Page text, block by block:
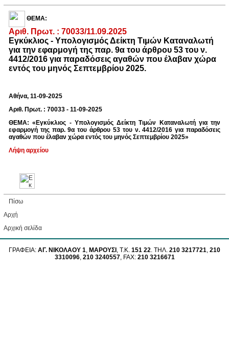
ΘΕΜΑ:
Αριθ. Πρωτ. : 70033/11.09.2025
Εγκύκλιος - Υπολογισμός Δείκτη Τιμών Καταναλωτή
για την εφαρμογή της παρ. 9α του άρθρου 53 του ν.
4412/2016 για παραδόσεις αγαθών που έλαβαν χώρα
εντός του μηνός Σεπτεμβρίου 2025.
Αθήνα, 11-09-2025
Αριθ. Πρωτ. : 70033 - 11-09-2025
ΘΕΜΑ: «Εγκύκλιος - Υπολογισμός Δείκτη Τιμών Καταναλωτή για την
εφαρμογή της παρ. 9α του άρθρου 53 του ν. 4412/2016 για παραδόσεις
αγαθών που έλαβαν χώρα εντός του μηνός Σεπτεμβρίου 2025»
Λήψη αρχείου
Πίσω
Αρχή
Aρχική σελίδα
ΓΡΑΦΕΙΑ: ΑΓ. ΝΙΚΟΛΑΟΥ 1, ΜΑΡΟΥΣΙ , Τ.Κ. 151 22. ΤΗΛ. 210 3217721, 210
3310096, 210 3240557, FAX: 210 3216671